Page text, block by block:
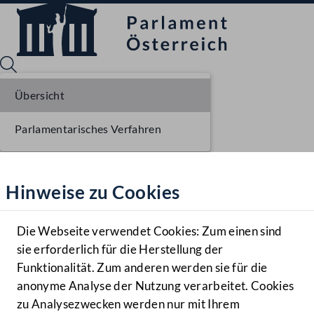
Hilfe
Benutzer
Navigationsmenü öffnen
MENÜ
Hinweise zu Cookies
Die Webseite verwendet Cookies: Zum einen sind
sie erforderlich für die Herstellung der
Funktionalität. Zum anderen werden sie für die
anonyme Analyse der Nutzung verarbeitet. Cookies
zu Analysezwecken werden nur mit Ihrem
Übersicht
Parlamentarisches Verfahren